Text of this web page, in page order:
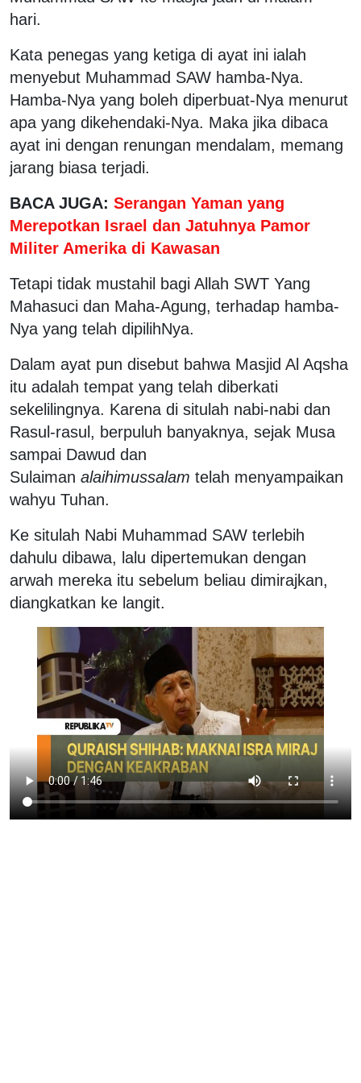
hari.
Kata penegas yang ketiga di ayat ini ialah
menyebut Muhammad SAW hamba-Nya.
Hamba-Nya yang boleh diperbuat-Nya menurut
apa yang dikehendaki-Nya. Maka jika dibaca
ayat ini dengan renungan mendalam, memang
jarang biasa terjadi.
BACA JUGA: Serangan Yaman yang
Merepotkan Israel dan Jatuhnya Pamor
Militer Amerika di Kawasan
Tetapi tidak mustahil bagi Allah SWT Yang
Mahasuci dan Maha-Agung, terhadap hamba-
Nya yang telah dipilihNya.
Dalam ayat pun disebut bahwa Masjid Al Aqsha
itu adalah tempat yang telah diberkati
sekelilingnya. Karena di situlah nabi-nabi dan
Rasul-rasul, berpuluh banyaknya, sejak Musa
sampai Dawud dan
Sulaiman alaihimussalam telah menyampaikan
wahyu Tuhan.
Ke situlah Nabi Muhammad SAW terlebih
dahulu dibawa, lalu dipertemukan dengan
arwah mereka itu sebelum beliau dimirajkan,
diangkatkan ke langit.